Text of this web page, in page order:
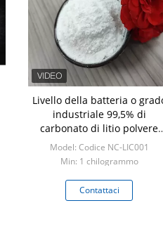
Livello della batteria o
industriale 99,5% di
carbonato di litio polvere
bianca
Model: Codice NC-LIC001
Min: 1 chilogrammo
Contattaci